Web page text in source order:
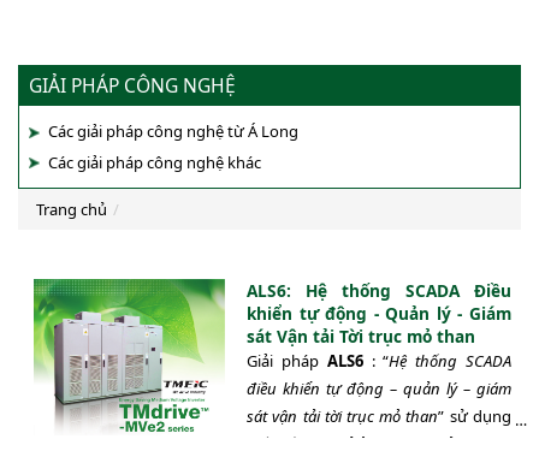
GIẢI PHÁP CÔNG NGHỆ
Các giải pháp công nghệ từ Á Long
Các giải pháp công nghệ khác
Trang chủ
ALS6: Hệ thống SCADA Điều
khiển tự động - Quản lý - Giám
sát Vận tải Tời trục mỏ than
Giải pháp ALS6 : “Hệ thống SCADA
điều khiển tự động – quản lý – giám
sát vận tải tời trục mỏ than” sử dụng
biến tần
TMdrive-MVe2
của hãng